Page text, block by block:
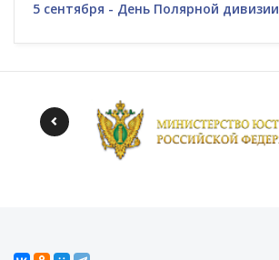
5 сентября - День Полярной дивизии